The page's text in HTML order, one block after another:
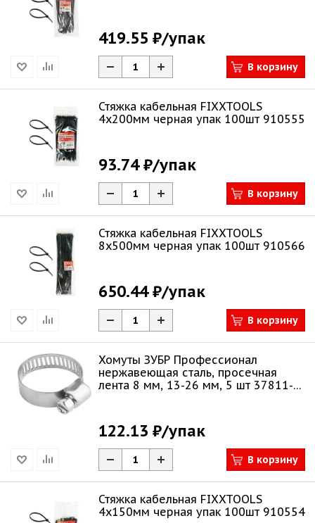
419.55 ₽/упак
В корзину
Стяжка кабельная FIXXTOOLS
4х200мм черная упак 100шт 910555
93.74 ₽/упак
В корзину
Стяжка кабельная FIXXTOOLS
8х500мм черная упак 100шт 910566
650.44 ₽/упак
В корзину
Хомуты ЗУБР Профессионал
нержавеющая сталь, просечная
лента 8 мм, 13-26 мм, 5 шт 37811-
122.13 ₽/упак
В корзину
Стяжка кабельная FIXXTOOLS
4х150мм черная упак 100шт 910554